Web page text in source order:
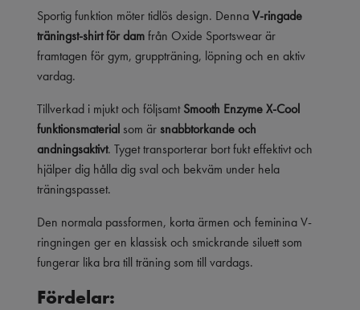
Sportig funktion möter tidlös design. DennaV-ringade
träningst-shirt för damfrån Oxide Sportswear är
framtagen för gym, gruppträning, löpning och en aktiv
vardag.
Tillverkad i mjukt och följsamtSmooth Enzyme X-Cool
funktionsmaterial som ärsnabbtorkande och
andningsaktivt. Tyget transporterar bort fukt effektivt och
hjälper dig hålla dig sval och bekväm under hela
träningspasset.
Den normala passformen, korta ärmen och feminina V-
ringningen ger en klassisk och smickrande siluett som
fungerar lika bra till träning som till vardags.
Fördelar: